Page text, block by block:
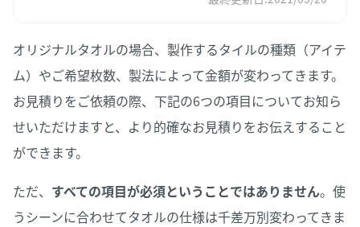
オリジナルタオルの場合、製作するタイルの種類（アイテ
ム）やご希望枚数、製法によって金額が変わってきます。
お見積りをご依頼の際、下記の6つの項目についてお知ら
せいただけますと、より的確なお見積りをお伝えすること
ができます。
ただ、 すべての項目が必須ということではありません。使
うシーンに合わせてタオルの仕様は千差万別変わってきま